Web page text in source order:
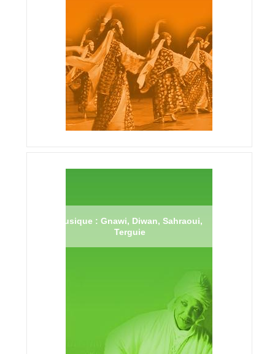
Musique : Gnawi, Diwan, Sahraoui,
Terguie